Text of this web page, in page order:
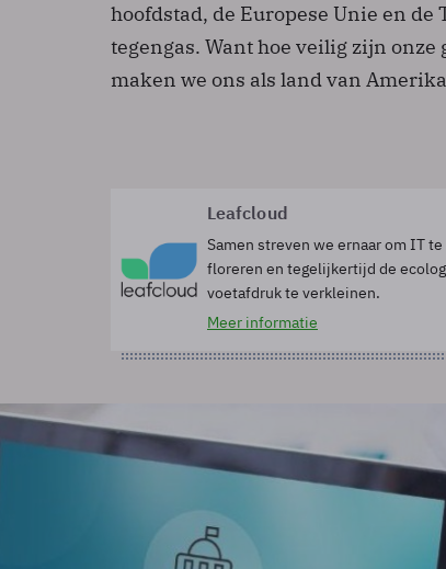
hoofdstad, de Europese Unie en de
tegengas. Want hoe veilig zijn
maken we ons als land van
Leafcloud
Samen streven we ernaar om IT
floreren en tegelijkertijd de
voetafdruk te verkleinen.
Meer informatie